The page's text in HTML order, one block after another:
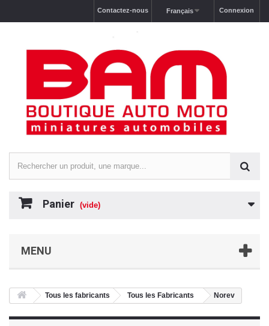
Connexion
Français
Contactez-nous
Panier (vide)
MENU
Tous les fabricants Tous les Fabricants Norev